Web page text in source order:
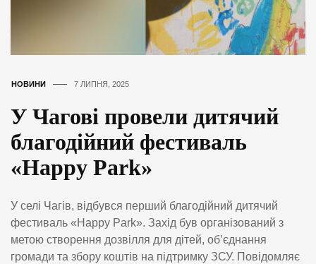
НОВИНИ 7 ЛИПНЯ, 2025
У Чагові провели дитячий
благодійний фестиваль
«Happy Park»
У селі Чагів, відбувся перший благодійний дитячий
фестиваль «Happy Park». Захід був організований з
метою створення дозвілля для дітей, об’єднання
громади та збору коштів на підтримку ЗСУ. Повідомляє